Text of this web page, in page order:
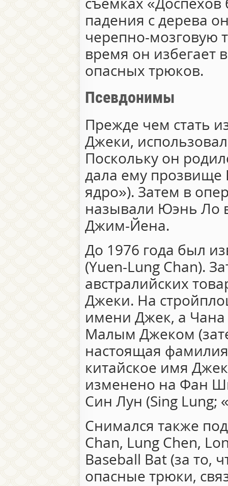
падения с дерева
черепно-мозговую
время он избегает
опасных трюков.
Псевдонимы
Прежде чем стать
Джеки,
Поскольку он
дала ему
ядро»). Затем в
называли Юэнь Ло
Джим-Йена.
До 1976 года был
(Yuen-Lung Chan).
австралийских
Джеки. На
имени Джек, а Чана
Малым Джеком
настоящая
китайское имя
изменено на Фан
Син Лун (Sing Lung;
Снимался также
Chan, Lung Chen,
Baseball Bat (за то,
опасные трюки,